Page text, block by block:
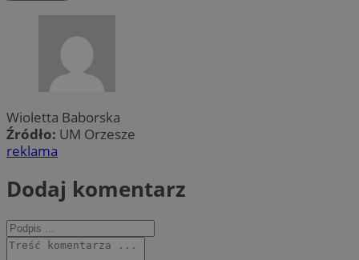
Wioletta Baborska
Źródło: UM Orzesze
reklama
Dodaj komentarz